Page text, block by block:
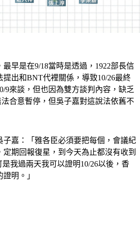
早是在9/18當時是透過，1922部長信
出和BNT代裡關係，導致10/26最終
9來談，但也因為雙方談判內容，缺乏
合意暫停，但吳子嘉對這說法依舊不
子嘉：「雅各臣必須要把每個，會議紀
期回報復星，到今天為止都沒有收到
是我過兩天我可以證明10/26以後，香
明。」